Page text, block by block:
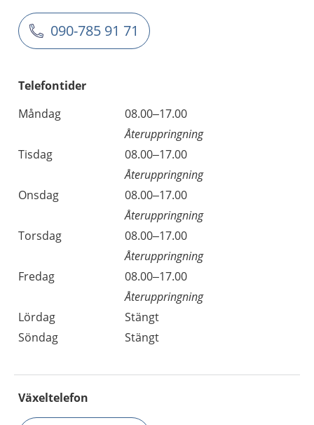
090-785 91 71
Telefontider
Måndag
08.00–17.00
Återuppringning
Tisdag
08.00–17.00
Återuppringning
Onsdag
08.00–17.00
Återuppringning
Torsdag
08.00–17.00
Återuppringning
Fredag
08.00–17.00
Återuppringning
Lördag
Stängt
Söndag
Stängt
Växeltelefon